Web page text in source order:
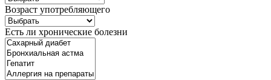
Возраст употребляющего
Есть ли хронические болезни